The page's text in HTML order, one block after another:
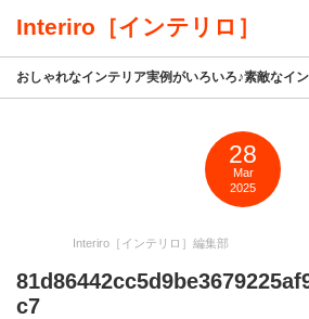
Interiro［インテリロ］
おしゃれなインテリア実例がいろいろ♪素敵なイ
28
Mar
2025
Interiro［インテリロ］編集部
c7